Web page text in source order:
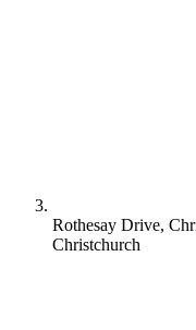
Rothesay Drive,
Christchurch